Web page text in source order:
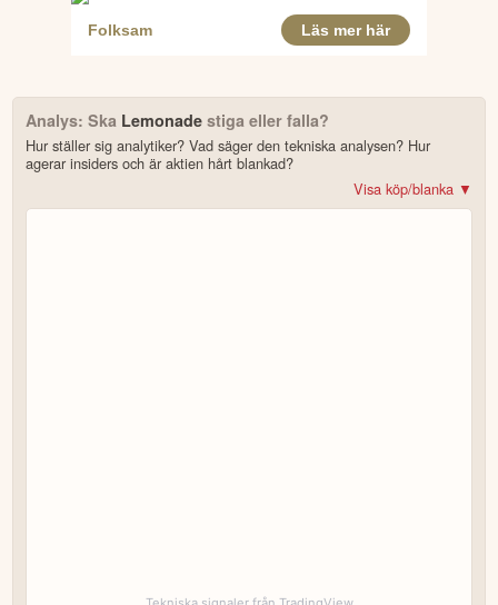
Analys: Ska Lemonadestiga eller falla?
Hur ställer sig analytiker? Vad säger den tekniska analysen? Hur
agerar insiders och är aktien hårt blankad?
Bonus: Få upp till 500 USD i tillgångar när du öppnar konto –se
Visa köp/blanka ▼